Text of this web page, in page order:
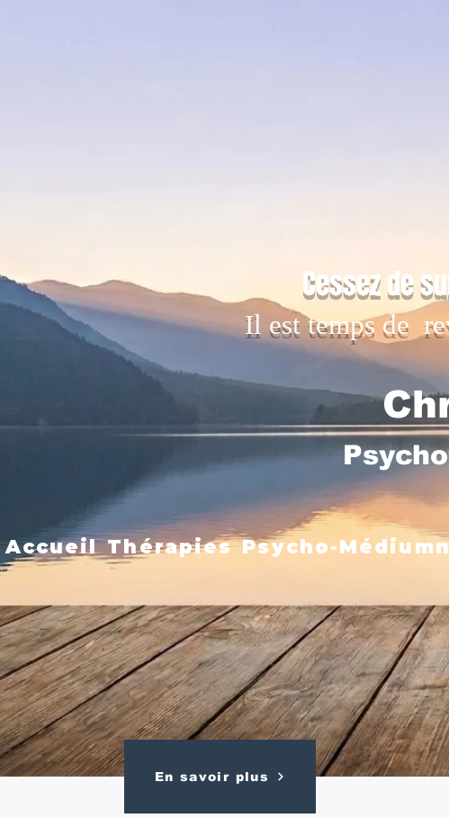
Cessez de
Il est temps de
En savoir plus
Accueil Thérapies Psycho-